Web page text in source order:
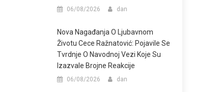
06/08/2026 dan
Nova Nagađanja O Ljubavnom
Životu Cece Ražnatović: Pojavile Se
Tvrdnje O Navodnoj Vezi Koje Su
Izazvale Brojne Reakcije
06/08/2026 dan